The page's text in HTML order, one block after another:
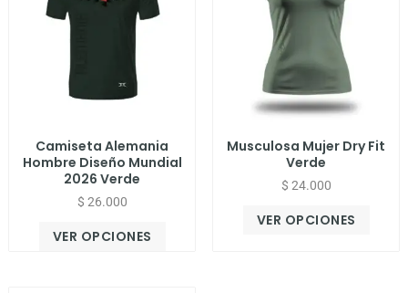
Camiseta Alemania
Hombre Diseño Mundial
2026 Verde
$ 26.000
VER OPCIONES
Musculosa Mujer Dry Fit
Verde
$ 24.000
VER OPCIONES